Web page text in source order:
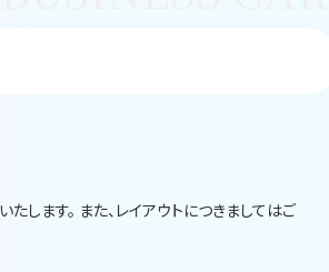
します。 また、レイアウトにつきましてはご